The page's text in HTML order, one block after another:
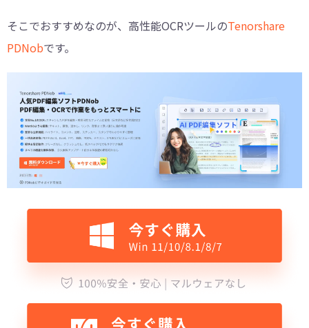
そこでおすすめなのが、高性能OCRツールのTenorshare
PDNobです。